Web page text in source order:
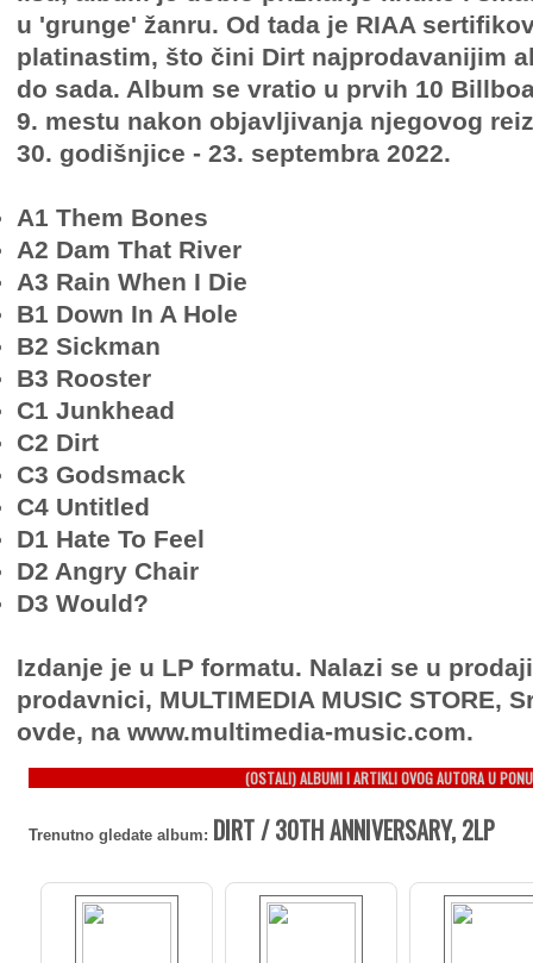
u 'grunge' žanru. Od tada je RIAA
platinastim, što čini Dirt najprodavanijim
do sada. Album se vratio u prvih 10
9. mestu nakon objavljivanja njegovog
30. godišnjice - 23. septembra 2022.
A1 Them Bones
A2 Dam That River
A3 Rain When I Die
B1 Down In A Hole
B2 Sickman
B3 Rooster
C1 Junkhead
C2 Dirt
C3 Godsmack
C4 Untitled
D1 Hate To Feel
D2 Angry Chair
D3 Would?
Izdanje je u LP formatu. Nalazi se u
prodavnici, MULTIMEDIA MUSIC STORE,
ovde, na www.multimedia-music.com.
(OSTALI) ALBUMI I ARTIKLI OVOG AUTORA U
Trenutno gledate album: DIRT / 30TH ANNIVERSARY, 2LP